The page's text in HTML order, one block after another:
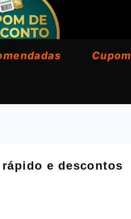
Cupom
e descontos